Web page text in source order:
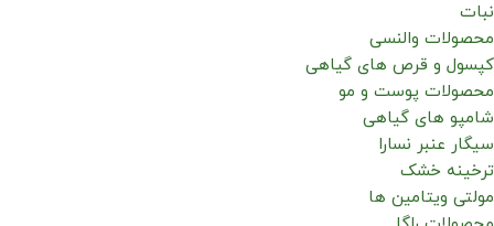
نبات
محصولات والنسی
کپسول و قرص های گیاهی
محصولات پوست و مو
شامپو های گیاهی
سیگار عنبر نسارا
ترخینه خشک
مولتی ویتامین ها